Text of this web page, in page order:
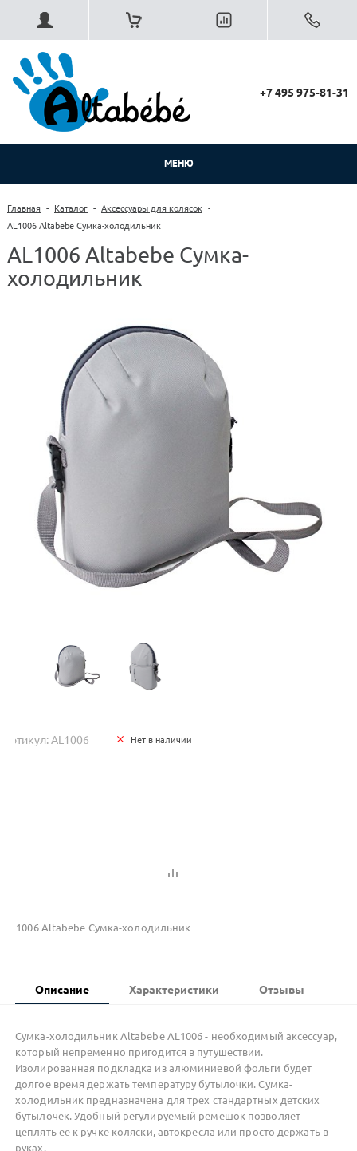
+7 495 975-81-31
МЕНЮ
Главная - Каталог - Аксессуары для колясок -
AL1006 Altabebe Сумка-холодильник
AL1006 Altabebe Сумка-
холодильник
Артикул: AL1006 Нет в наличии
AL1006 Altabebe Сумка-холодильник
Описание Характеристики Отзывы
Сумка-холодильник Altabebe AL1006 - необходимый аксессуар,
который непременно пригодится в путушествии.
Изолированная подкладка из алюминиевой фольги будет
долгое время держать температуру бутылочки. Сумка-
холодильник предназначена для трех стандартных детских
бутылочек. Удобный регулируемый ремешок позволяет
цеплять ее к ручке коляски, автокресла или просто держать в
руках.